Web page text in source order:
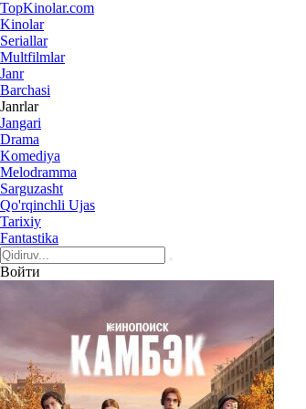
TopKinolar.com
Kinolar
Seriallar
Multfilmlar
Janr
Barchasi
Janrlar
Jangari
Drama
Komediya
Melodramma
Sarguzasht
Qo'rqinchli Ujas
Tarixiy
Fantastika
Войти